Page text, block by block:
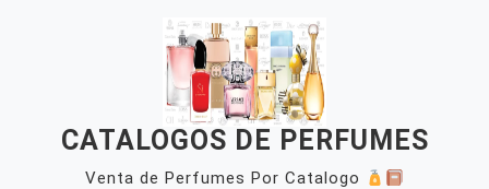
CATALOGOS DE PERFUMES
Venta de Perfumes Por Catalogo